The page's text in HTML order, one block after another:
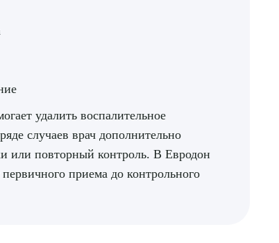
удалить воспалительное
случаев врач дополнительно
или повторный контроль. В Евродон
приема до контрольного